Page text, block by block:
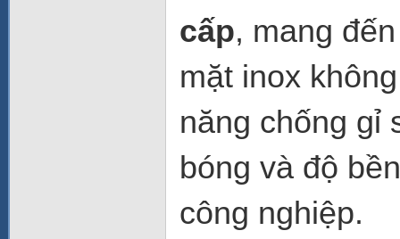
cấp, mang
mặt inox
năng chống gỉ
bóng và độ
công nghiệp.